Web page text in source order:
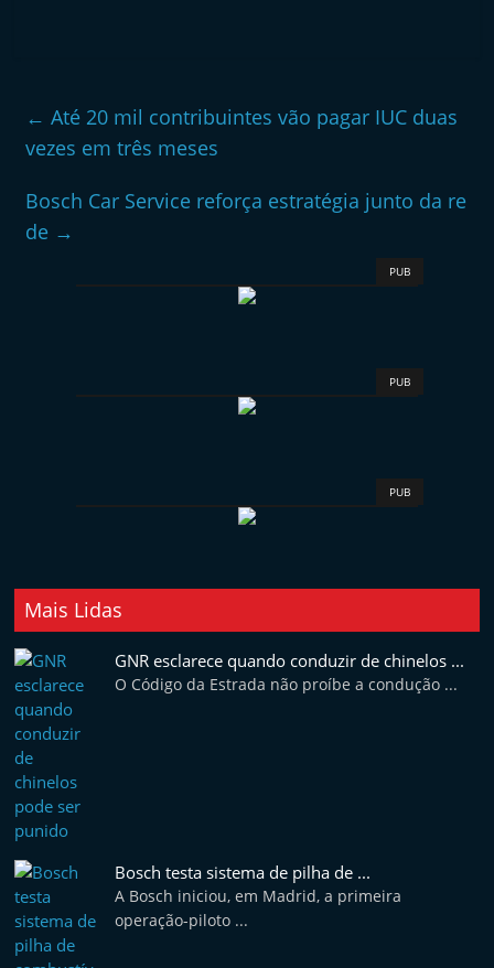
← Até 20 mil contribuintes vão pagar IUC duas
vezes em três meses
Bosch Car Service reforça estratégia junto da re
de →
PUB
PUB
PUB
Mais Lidas
GNR esclarece quando conduzir de chinelos ...
O Código da Estrada não proíbe a condução ...
Bosch testa sistema de pilha de ...
A Bosch iniciou, em Madrid, a primeira
operação-piloto ...